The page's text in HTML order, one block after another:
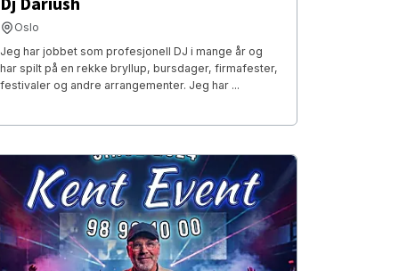
Oslo
Jeg har jobbet som profesjonell DJ i mange år og
har spilt på en rekke bryllup, bursdager, firmafester,
festivaler og andre arrangementer. Jeg har ...